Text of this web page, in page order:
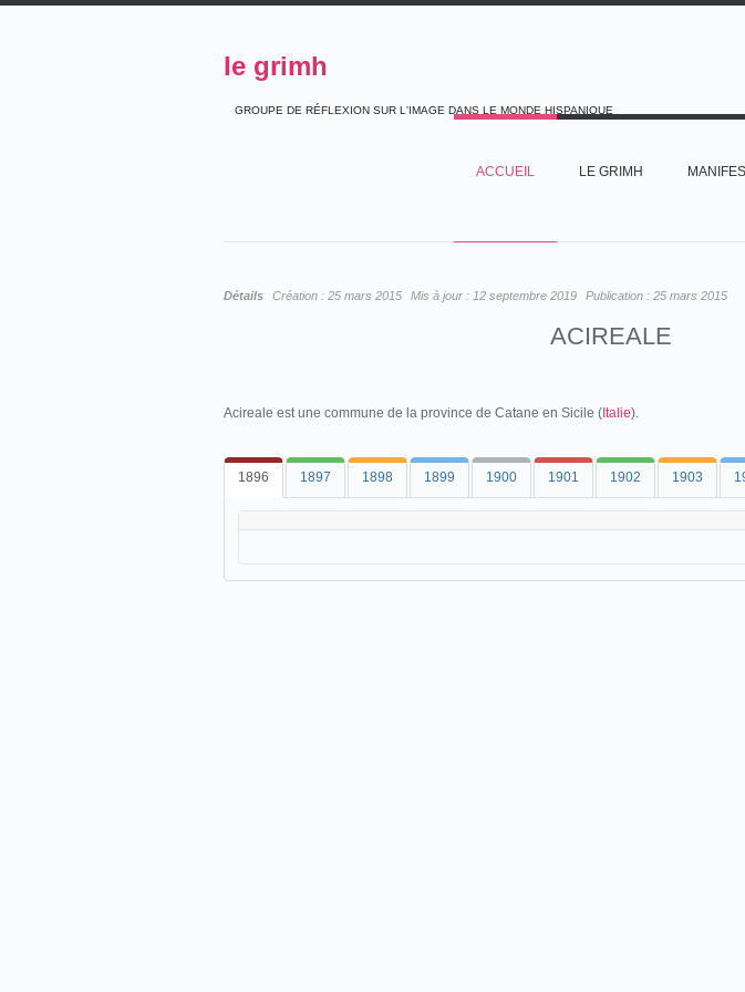
le grimh
GROUPE DE RÉFLEXION SUR L'IMAGE DANS LE MONDE HISPANIQUE
ACCUEIL LE GRIMH
Détails Création : 25 mars 2015 Mis à jour : 12 septembre 2019 Publication : 25 mars 2015
ACIREALE
Acireale est une commune de la province de Catane en Sicile ( Italie).
1896 1897 1898 1899 1900 1901 1902 1903